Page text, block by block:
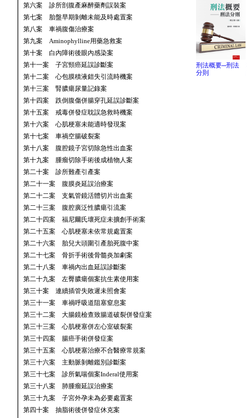
第六案 診所剖腹產麻醉藥劑誤裝案
第七案 胎盤早期剝離未能及時處置案
第八案 車禍腹傷治療案
第九案 Aminophylline用藥急救案
第十案 白內障術後眼內感染案
第十一案 子宮頸癌延誤診斷案
第十二案 心包膜積液錯失引流時機案
第十三案 腎膿瘍尿量記錄案
第十四案 跌倒腹傷併腸穿孔延誤診斷案
第十五案 戒毒併發症耽誤急救時機案
第十六案 心肌梗塞未能適時發現案
第十七案 車禍空腸破裂案
第十八案 腹腔鏡子宮切除急性出血案
第十九案 腫瘤切除手術後成植物人案
第二十案 診所難產引產案
第二十一案 腹膜炎延誤治療案
第二十二案 支氣管鏡活體切片出血案
第二十三案 腹腔廣泛性膿瘍引流案
第二十四案 福尼爾氏壞死症未擴創手術案
第二十五案 心肌梗塞未依常規處置案
第二十六案 胎兒大頭圍引產胎死腹中案
第二十七案 骨折手術後骨髓炎加劇案
第二十八案 車禍內出血延誤診斷案
第二十九案 左臀膿瘍個案抗生素使用案
第三十案 連續插管失敗遲未照會案
第三十一案 車禍呼吸道阻塞窒息案
第三十二案 大腸鏡檢查致腸道破裂併發症案
第三十三案 心肌梗塞併左心室破裂案
第三十四案 腸癌手術併發症案
第三十五案 心肌梗塞治療不合醫療常規案
第三十六案 主動脈剝離鑑別診斷案
第三十七案 診所氣喘個案Inderal使用案
第三十八案 肺腫瘤延誤治療案
第三十九案 子宮外孕未為必要處置案
第四十案 抽脂術後併發症休克案
刑法概要─刑法
分則